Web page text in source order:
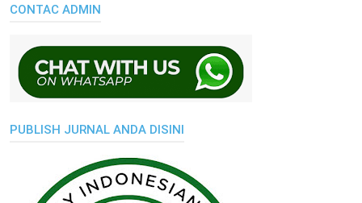
CONTAC ADMIN
PUBLISH JURNAL ANDA DISINI